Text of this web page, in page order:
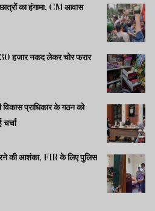
का हंगामा, CM आवास
हजार नकद लेकर चोर फरार
प्राधिकार के गठन को
की आशंका, FIR के लिए पुलिस